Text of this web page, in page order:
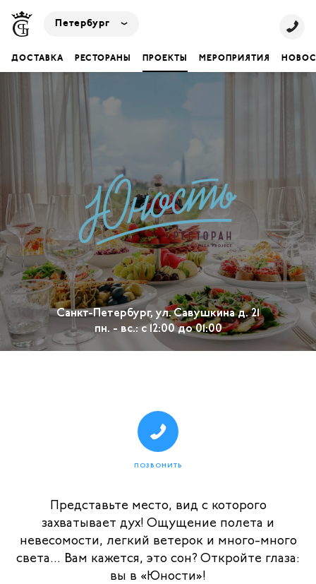
Петербург
ДОСТАВКА РЕСТОРАНЫ ПРОЕКТЫ МЕРОПРИЯТИЯ
Санкт-Петербург, ул. Савушкина д. 21
пн. - вс.: с 12:00 до 01:00
ПОЗВОНИТЬ
Представьте место, вид с которого
захватывает дух! Ощущение полета и
невесомости, легкий ветерок и много-много
света... Вам кажется, это сон? Откройте глаза:
вы в «Юности»!